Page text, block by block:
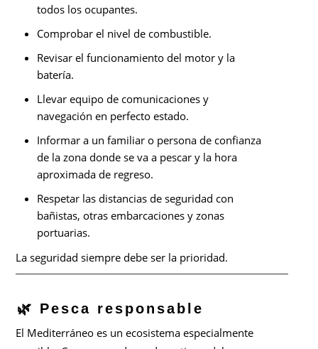
todos los ocupantes.
Comprobar el nivel de combustible.
Revisar el funcionamiento del motor y la
batería.
Llevar equipo de comunicaciones y
navegación en perfecto estado.
Informar a un familiar o persona de confianza
de la zona donde se va a pescar y la hora
aproximada de regreso.
Respetar las distancias de seguridad con
bañistas, otras embarcaciones y zonas
portuarias.
La seguridad siempre debe ser la prioridad.
🌿 Pesca responsable
El Mediterráneo es un ecosistema especialmente